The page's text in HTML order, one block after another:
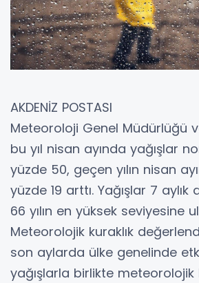
AKDENİZ POSTASI
Meteoroloji Genel Müdürlüğü
bu yıl nisan ayında yağışlar
yüzde 50, geçen yılın nisan
yüzde 19 arttı. Yağışlar 7
66 yılın en yüksek seviyesine
Meteorolojik kuraklık
son aylarda ülke genelinde
yağışlarla birlikte meteorolojik